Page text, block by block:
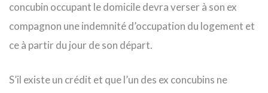
concubin occupant le domicile devra verser à son ex
compagnon une indemnité d’occupation du logement et
ce à partir du jour de son départ.
S’il existe un crédit et que l’un des ex concubins ne